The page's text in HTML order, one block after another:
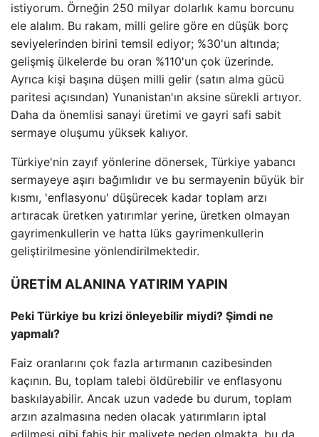
istiyorum. Örneğin 250 milyar dolarlık kamu borcunu
ele alalım. Bu rakam, milli gelire göre en düşük borç
seviyelerinden birini temsil ediyor; %30'un altında;
gelişmiş ülkelerde bu oran %110'un çok üzerinde.
Ayrıca kişi başına düşen milli gelir (satın alma gücü
paritesi açısından) Yunanistan'ın aksine sürekli artıyor.
Daha da önemlisi sanayi üretimi ve gayri safi sabit
sermaye oluşumu yüksek kalıyor.
Türkiye'nin zayıf yönlerine dönersek, Türkiye yabancı
sermayeye aşırı bağımlıdır ve bu sermayenin büyük bir
kısmı, 'enflasyonu' düşürecek kadar toplam arzı
artıracak üretken yatırımlar yerine, üretken olmayan
gayrimenkullerin ve hatta lüks gayrimenkullerin
geliştirilmesine yönlendirilmektedir.
ÜRETİM ALANINA YATIRIM YAPIN
Peki Türkiye bu krizi önleyebilir miydi? Şimdi ne
yapmalı?
Faiz oranlarını çok fazla artırmanın cazibesinden
kaçının. Bu, toplam talebi öldürebilir ve enflasyonu
baskılayabilir. Ancak uzun vadede bu durum, toplam
arzın azalmasına neden olacak yatırımların iptal